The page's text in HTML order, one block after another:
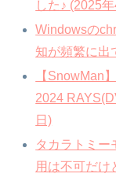
した♪ (2025
Windowsの
知が頻繁に出
【SnowMan
2024
日)
タカラトミー
用は不可だ